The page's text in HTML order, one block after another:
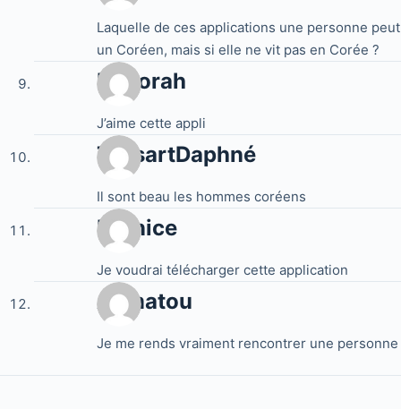
Laquelle de ces applications une personne
un Coréen, mais si elle ne vit pas en Corée ?
Déborah
J’aime cette appli
TassartDaphné
Il sont beau les hommes coréens
Bernice
Je voudrai télécharger cette application
Alimatou
Je me rends vraiment rencontrer une